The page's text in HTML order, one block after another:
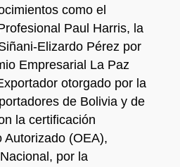
como el
Paul Harris, la
Elizardo Pérez por
Empresarial La Paz
otorgado por la
de Bolivia y de
la certificación
Autorizado (OEA),
por la